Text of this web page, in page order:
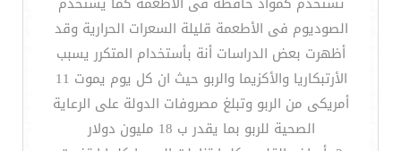
الصوديوم فى الأطعمة قليلة السعرات الحرارية وقد
أظهرت بعض الدراسات أنة بأستخدام المتكرر يسبب
الأرتبكاريا والأكزيما والربو حيث ان كل يوم يموت 11
أمريكى من الربو وتبلغ مصروفات الدولة على الرعاية
الصحية للربو بما يقدر ب 18 مليون دولار